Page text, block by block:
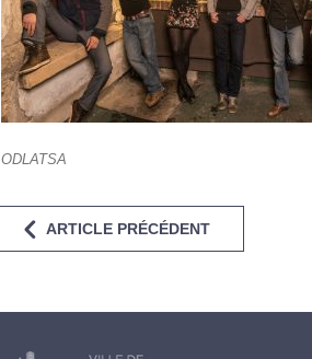
ODLATSA
ARTICLE PRÉCÉDENT